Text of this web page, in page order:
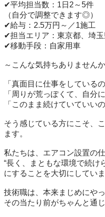
✔平均担当数：1日2～5件
（自分で調整できます◎）
✔給与：2.5万円～／1施工
✔担当エリア：東京都、埼
✔移動手段：自家用車
～こんな気持ちありません
「真面目に仕事をしている
「周りが荒っぽくて、自分
「このまま続けていていい
そう感じている方にこそ、
ます。
私たちは、エアコン設置の
“長く、まともな環境で続け
にすることを大切にしていま
技術職は、本来まじめにや
その当たり前がちゃんと通